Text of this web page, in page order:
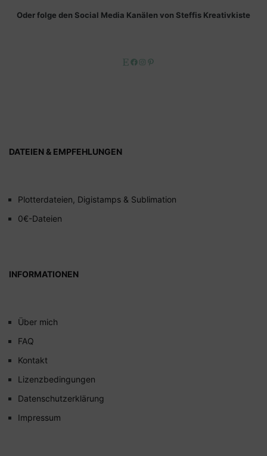
Oder folge den Social Media Kanälen von Steffis Kreativkiste
EtsyFacebook
Instagram
DATEIEN & EMPFEHLUNGEN
Plotterdateien, Digistamps & Sublimation
0€-Dateien
INFORMATIONEN
Über mich
FAQ
Kontakt
Lizenzbedingungen
Datenschutzerklärung
Impressum